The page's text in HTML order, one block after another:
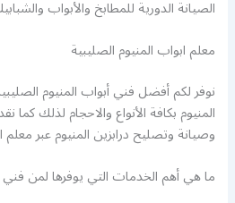
الصيانة الدورية للمطابخ والأبواب
معلم ابواب المنيوم الصليبية
نوفر لكم أفضل فني أبواب المنيوم
المنيوم بكافة الأنواع والاحجام لذلك
وصيانة وتصليح درابزين المنيوم عبر معلم
ما هي أهم الخدمات التي يوفرها لمن فني